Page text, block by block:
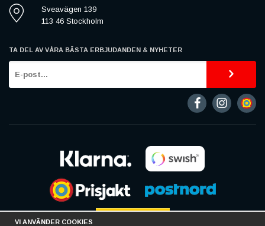
Sveavägen 139
113 46 Stockholm
TA DEL AV VÅRA BÄSTA ERBJUDANDEN & NYHETER
VI ANVÄNDER COOKIES